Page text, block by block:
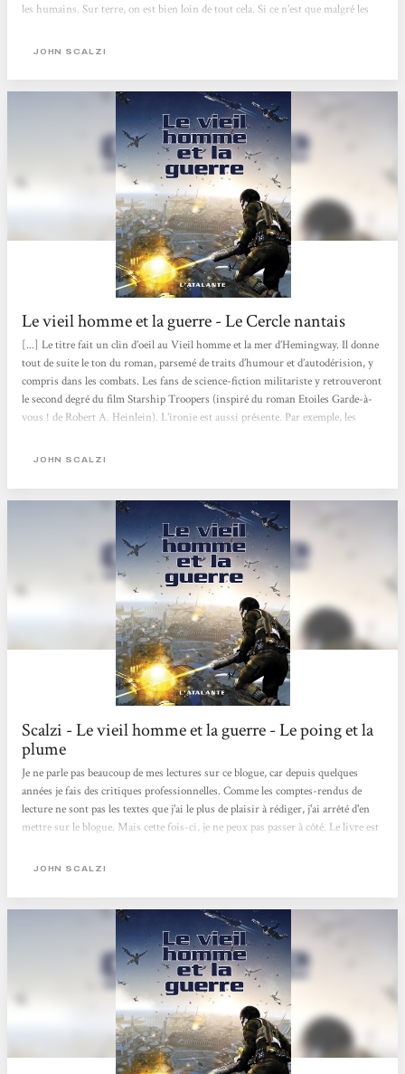
les humains. Sur terre, on est bien loin de tout cela. Si ce n’est que malgré les
gauche. Une seule échappatoire, pour ceux qui ont envie de tenter l’aventure...
JOHN SCALZI
Le vieil homme et la guerre - Le Cercle nantais
[...] Le titre fait un clin d’oeil au Vieil homme et la mer d’Hemingway. Il donne
tout de suite le ton du roman, parsemé de traits d’humour et d’autodérision, y
compris dans les combats. Les fans de science-fiction militariste y retrouveront
le second degré du film Starship Troopers (inspiré du roman Etoiles Garde-à-
vous ! de Robert A. Heinlein). L’ironie est aussi présente. Par exemple, les
Terre (les Indiens et les Pakistanais), les seuls à vouloir partir, tandis que
JOHN SCALZI
Scalzi - Le vieil homme et la guerre - Le poing et la
plume
Je ne parle pas beaucoup de mes lectures sur ce blogue, car depuis quelques
années je fais des critiques professionnelles. Comme les comptes-rendus de
lecture ne sont pas les textes que j'ai le plus de plaisir à rédiger, j'ai arrêté d'en
mettre sur le blogue. Mais cette fois-ci, je ne peux pas passer à côté. Le livre est
l'attention qu'il pourra récolter. Cela étant dit... J'aime beaucoup les space opera,
jour coloniser d'autres planètes, bâtir...
JOHN SCALZI